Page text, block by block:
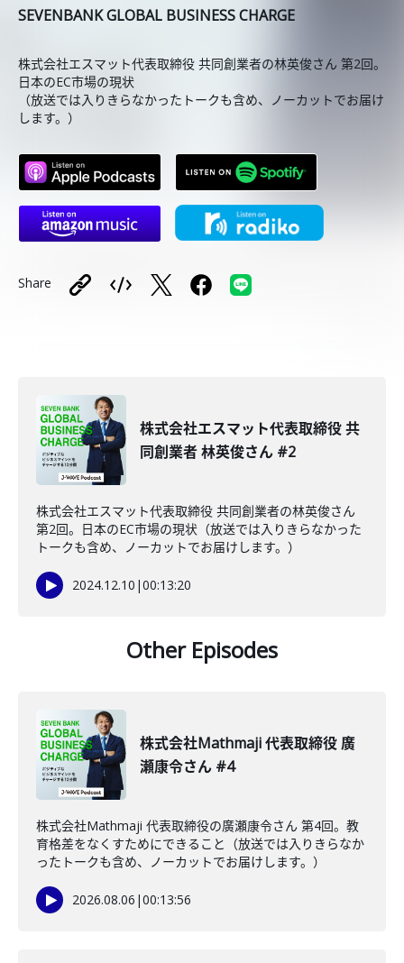
SEVENBANK GLOBAL BUSINESS CHARGE
株式会社エスマット代表取締役 共同創業者の林英俊さん 第2回。
日本のEC市場の現状
（放送では入りきらなかったトークも含め、ノーカットでお届け
します。）
Share
株式会社エスマット代表取締役 共
同創業者 林英俊さん #2
株式会社エスマット代表取締役 共同創業者の林英俊さん
第2回。日本のEC市場の現状（放送では入りきらなかった
トークも含め、ノーカットでお届けします。）
2024.12.10 |00:13:20
Other Episodes
株式会社Mathmaji 代表取締役 廣
瀬康令さん #4
株式会社Mathmaji 代表取締役の廣瀬康令さん 第4回。教
育格差をなくすためにできること（放送では入りきらなか
ったトークも含め、ノーカットでお届けします。）
2026.08.06 |00:13:56